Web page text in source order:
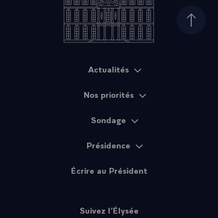
Haut
Actualités
Nos priorités
Sondage
Présidence
Écrire au Président
Suivez l’Élysée